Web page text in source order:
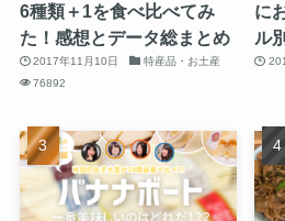
6種類＋1を食べ比べてみ
た！感想とデータ総まとめ
2017年11月10日
特産品・お土産
76892
に
ル